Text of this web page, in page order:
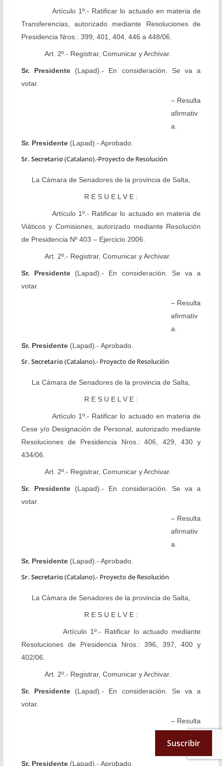
Artículo 1º.- Ratificar lo actuado en materia de
Transferencias, autorizado mediante Resoluciones de
Presidencia Nros.: 399, 401, 404, 446 a 448/06.
Art. 2º.- Registrar, Comunicar y Archivar.
Sr. Presidente(Lapad).- En consideración. Se va a
votar.
– Resulta
afirmativ
a.
Sr. Presidente(Lapad).- Aprobado.
Sr. Secretario(Catalano).-Proyecto de Resolución
La Cámarade Senadores de la provincia de Salta,
R E S U E L V E :
Artículo 1º.- Ratificar lo actuado en materia de
Viáticos y Comisiones, autorizado mediante Resolución
de Presidencia Nº 403 – Ejercicio 2006.
Art. 2º.- Registrar, Comunicar y Archivar.
Sr. Presidente(Lapad).- En consideración. Se va a
votar.
– Resulta
afirmativ
a.
Sr. Presidente(Lapad).- Aprobado.
Sr. Secretario(Catalano).- Proyecto de Resolución
La Cámarade Senadores de la provincia de Salta,
R E S U E L V E :
Artículo 1º.- Ratificar lo actuado en materia de
Cese y/o Designación de Personal, autorizado mediante
Resoluciones de Presidencia Nros.: 406, 429, 430 y
434/06.
Art. 2º.- Registrar, Comunicar y Archivar.
Sr. Presidente(Lapad).- En consideración. Se va a
votar.
– Resulta
afirmativ
a.
Sr. Presidente(Lapad).- Aprobado.
Sr. Secretario(Catalano).- Proyecto de Resolución
La Cámarade Senadores de la provincia de Salta,
R E S U E L V E :
Artículo 1º.- Ratificar lo actuado mediante
Resoluciones de Presidencia Nros.: 396, 397, 400 y
402/06.
Art. 2º.- Registrar, Comunicar y Archivar.
Sr. Presidente(Lapad).- En consideración. Se va a
votar.
– Resulta
a.
Sr. Presidente(Lapad).- Aprobado.
Suscribir